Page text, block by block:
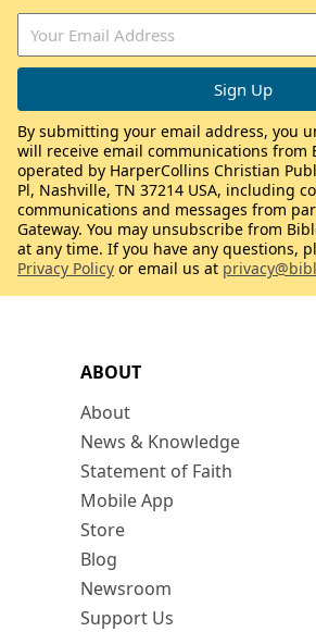
ABOUT
About
News & Knowledge
Statement of Faith
Mobile App
Store
Blog
Newsroom
Support Us
By submitting your email address, you
will receive email communications from
operated by HarperCollins Christian
Pl, Nashville, TN 37214 USA, including
communications and messages from
Gateway. You may unsubscribe from
at any time. If you have any questions,
Privacy Policy or email us at